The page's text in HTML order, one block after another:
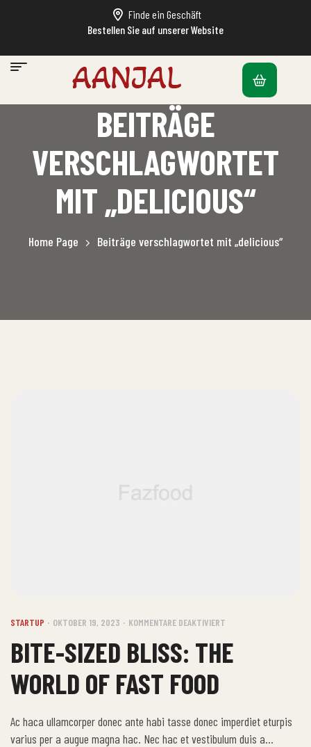
Finde ein Geschäft
Bestellen Sie auf unserer Website
BEITRÄGE
VERSCHLAGWORTET
MIT „DELICIOUS“
Home Page Beiträge verschlagwortet mit „delicious“
STARTUP OKTOBER 19, 2023 KOMMENTARE DEAKTIVIERT
BITE-SIZED BLISS: THE
WORLD OF FAST FOOD
Ac haca ullamcorper donec ante habi tasse donec imperdiet eturpis
varius per a augue magna hac. Nec hac et vestibulum duis a